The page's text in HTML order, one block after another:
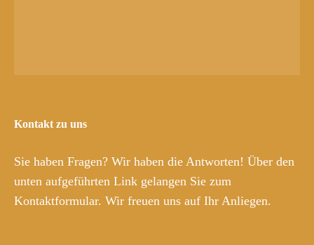
Kontakt zu uns
Sie haben Fragen? Wir haben die Antworten! Über den
unten aufgeführten Link gelangen Sie zum
Kontaktformular. Wir freuen uns auf Ihr Anliegen.